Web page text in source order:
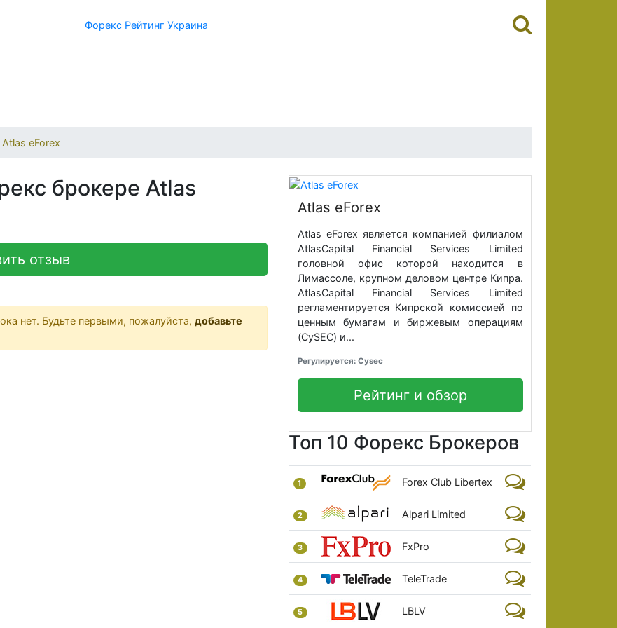
Форекс Рейтинг Украина
Atlas eForex
брокере Atlas
отзыв
нет. Будьте первыми, пожалуйста, добавьте
Atlas eForex
Atlas eForex является компанией филиалом
AtlasCapital Financial Services Limited
головной офис которой находится в
Лимассоле, крупном деловом центре Кипра.
AtlasCapital Financial Services Limited
регламентируется Кипрской комиссией по
ценным бумагам и биржевым операциям
(CySEC) и...
Регулируется: Cysec
Рейтинг и обзор
Топ 10 Форекс Брокеров
1 Forex Club Libertex
2 Alpari Limited
3 FxPro
4 TeleTrade
5 LBLV